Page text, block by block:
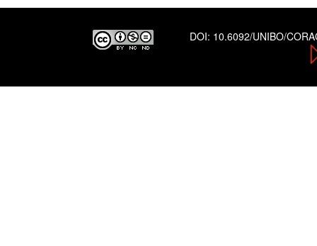
DOI: 10.6092/UNIBO/